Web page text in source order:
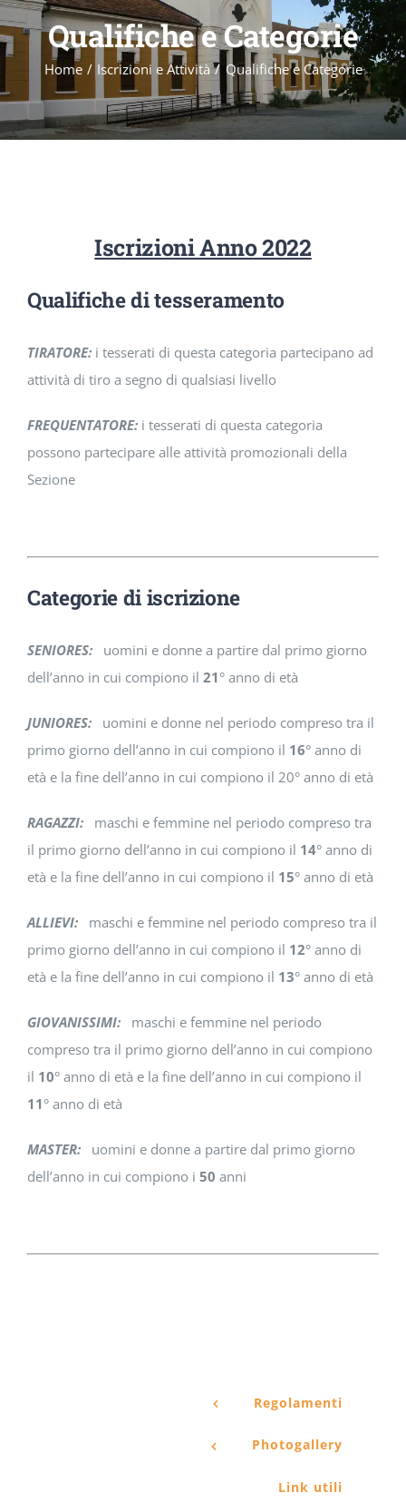
Iscrizioni e Attività
News
Aree
Qualifiche e Categorie
Home Iscrizioni e Attività Qualifiche e Categorie
Iscrizioni Anno 2022
Qualifiche di tesseramento
TIRATORE: i tesserati di questa categoria partecipano ad
attività di tiro a segno di qualsiasi livello
FREQUENTATORE: i tesserati di questa categoria
possono partecipare alle attività promozionali della
Sezione
Categorie di iscrizione
SENIORES: uomini e donne a partire dal primo giorno
dell’anno in cui compiono il 21° anno di età
JUNIORES: uomini e donne nel periodo compreso tra il
primo giorno dell’anno in cui compiono il 16° anno di
età e la fine dell’anno in cui compiono il 20° anno di età
RAGAZZI: maschi e femmine nel periodo compreso tra
il primo giorno dell’anno in cui compiono il 14° anno di
età e la fine dell’anno in cui compiono il 15° anno di età
ALLIEVI: maschi e femmine nel periodo compreso tra il
primo giorno dell’anno in cui compiono il 12° anno di
età e la fine dell’anno in cui compiono il 13° anno di età
GIOVANISSIMI: maschi e femmine nel periodo
compreso tra il primo giorno dell’anno in cui compiono
il 10° anno di età e la fine dell’anno in cui compiono il
11° anno di età
MASTER: uomini e donne a partire dal primo giorno
dell’anno in cui compiono i 50 anni
Regolamenti
Photogallery
Link utili